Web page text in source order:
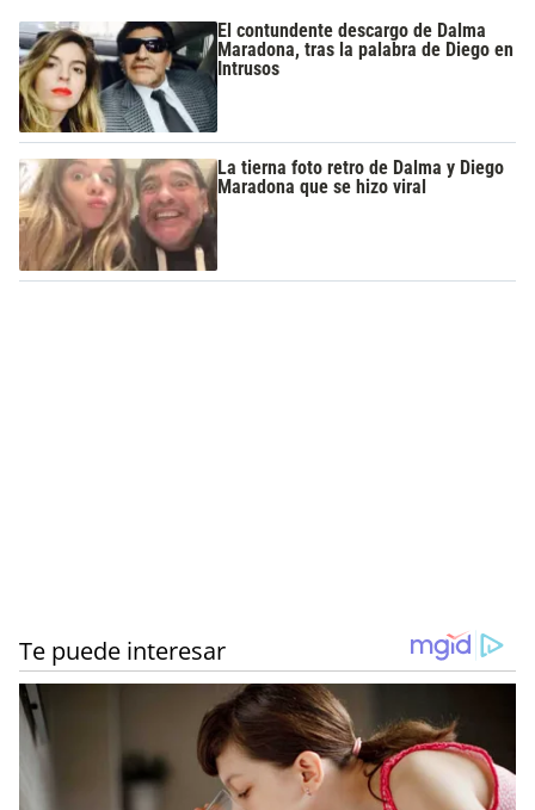
El contundente descargo de Dalma
Maradona, tras la palabra de Diego en
Intrusos
La tierna foto retro de Dalma y Diego
Maradona que se hizo viral